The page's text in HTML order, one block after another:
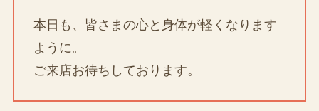
本日も、皆さまの心と身体が軽くなります
ように。
ご来店お待ちしております。